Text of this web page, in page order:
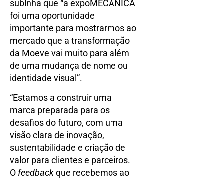
sublnha que “a expoMECÂNICA
foi uma oportunidade
importante para mostrarmos ao
mercado que a transformação
da Moeve vai muito para além
de uma mudança de nome ou
identidade visual”.
“Estamos a construir uma
marca preparada para os
desafios do futuro, com uma
visão clara de inovação,
sustentabilidade e criação de
valor para clientes e parceiros.
O feedbackque recebemos ao